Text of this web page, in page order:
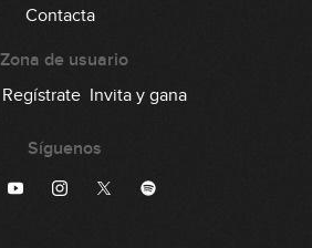
Contacta
Zona de usuario
Regístrate Invita y gana
Síguenos